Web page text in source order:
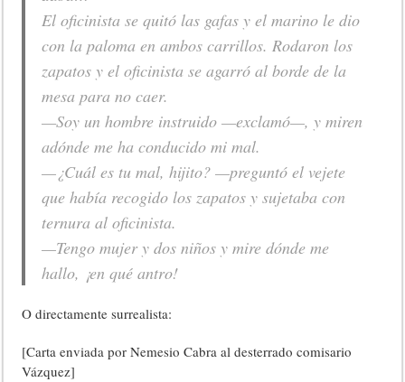
El oficinista se quitó las gafas y el marino le dio
con la paloma en ambos carrillos. Rodaron los
zapatos y el oficinista se agarró al borde de la
mesa para no caer.
—Soy un hombre instruido —exclamó—, y miren
adónde me ha conducido mi mal.
—¿Cuál es tu mal, hijito? —preguntó el vejete
que había recogido los zapatos y sujetaba con
ternura al oficinista.
—Tengo mujer y dos niños y mire dónde me
hallo, ¡en qué antro!
O directamente surrealista:
[Carta enviada por Nemesio Cabra al desterrado comisario
Vázquez]